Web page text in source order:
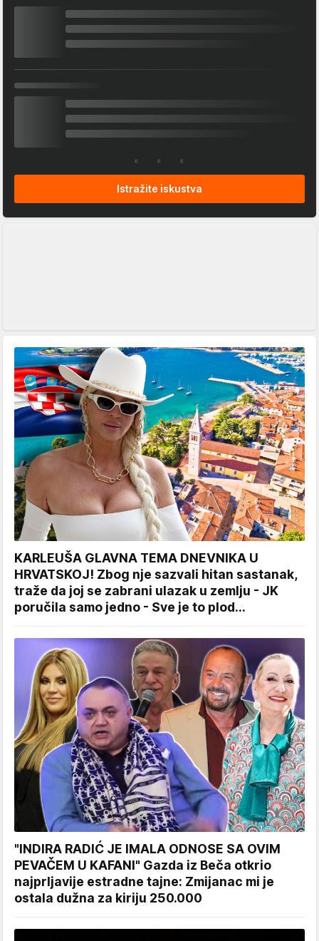
Istražite iskustva
KARLEUŠA GLAVNA TEMA DNEVNIKA U
HRVATSKOJ! Zbog nje sazvali hitan sastanak,
traže da joj se zabrani ulazak u zemlju - JK
poručila samo jedno - Sve je to plod...
"INDIRA RADIĆ JE IMALA ODNOSE SA OVIM
PEVAČEM U KAFANI" Gazda iz Beča otkrio
najprljavije estradne tajne: Zmijanac mi je
ostala dužna za kiriju 250.000